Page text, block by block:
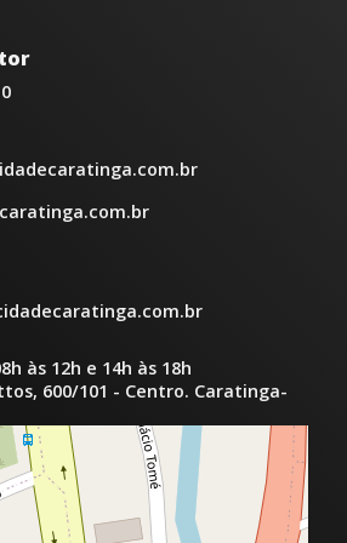
às 12h e 14h às 18h
600/101 - Centro. Caratinga-